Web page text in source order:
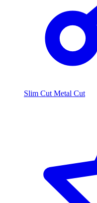
Slim Cut Metal Cut